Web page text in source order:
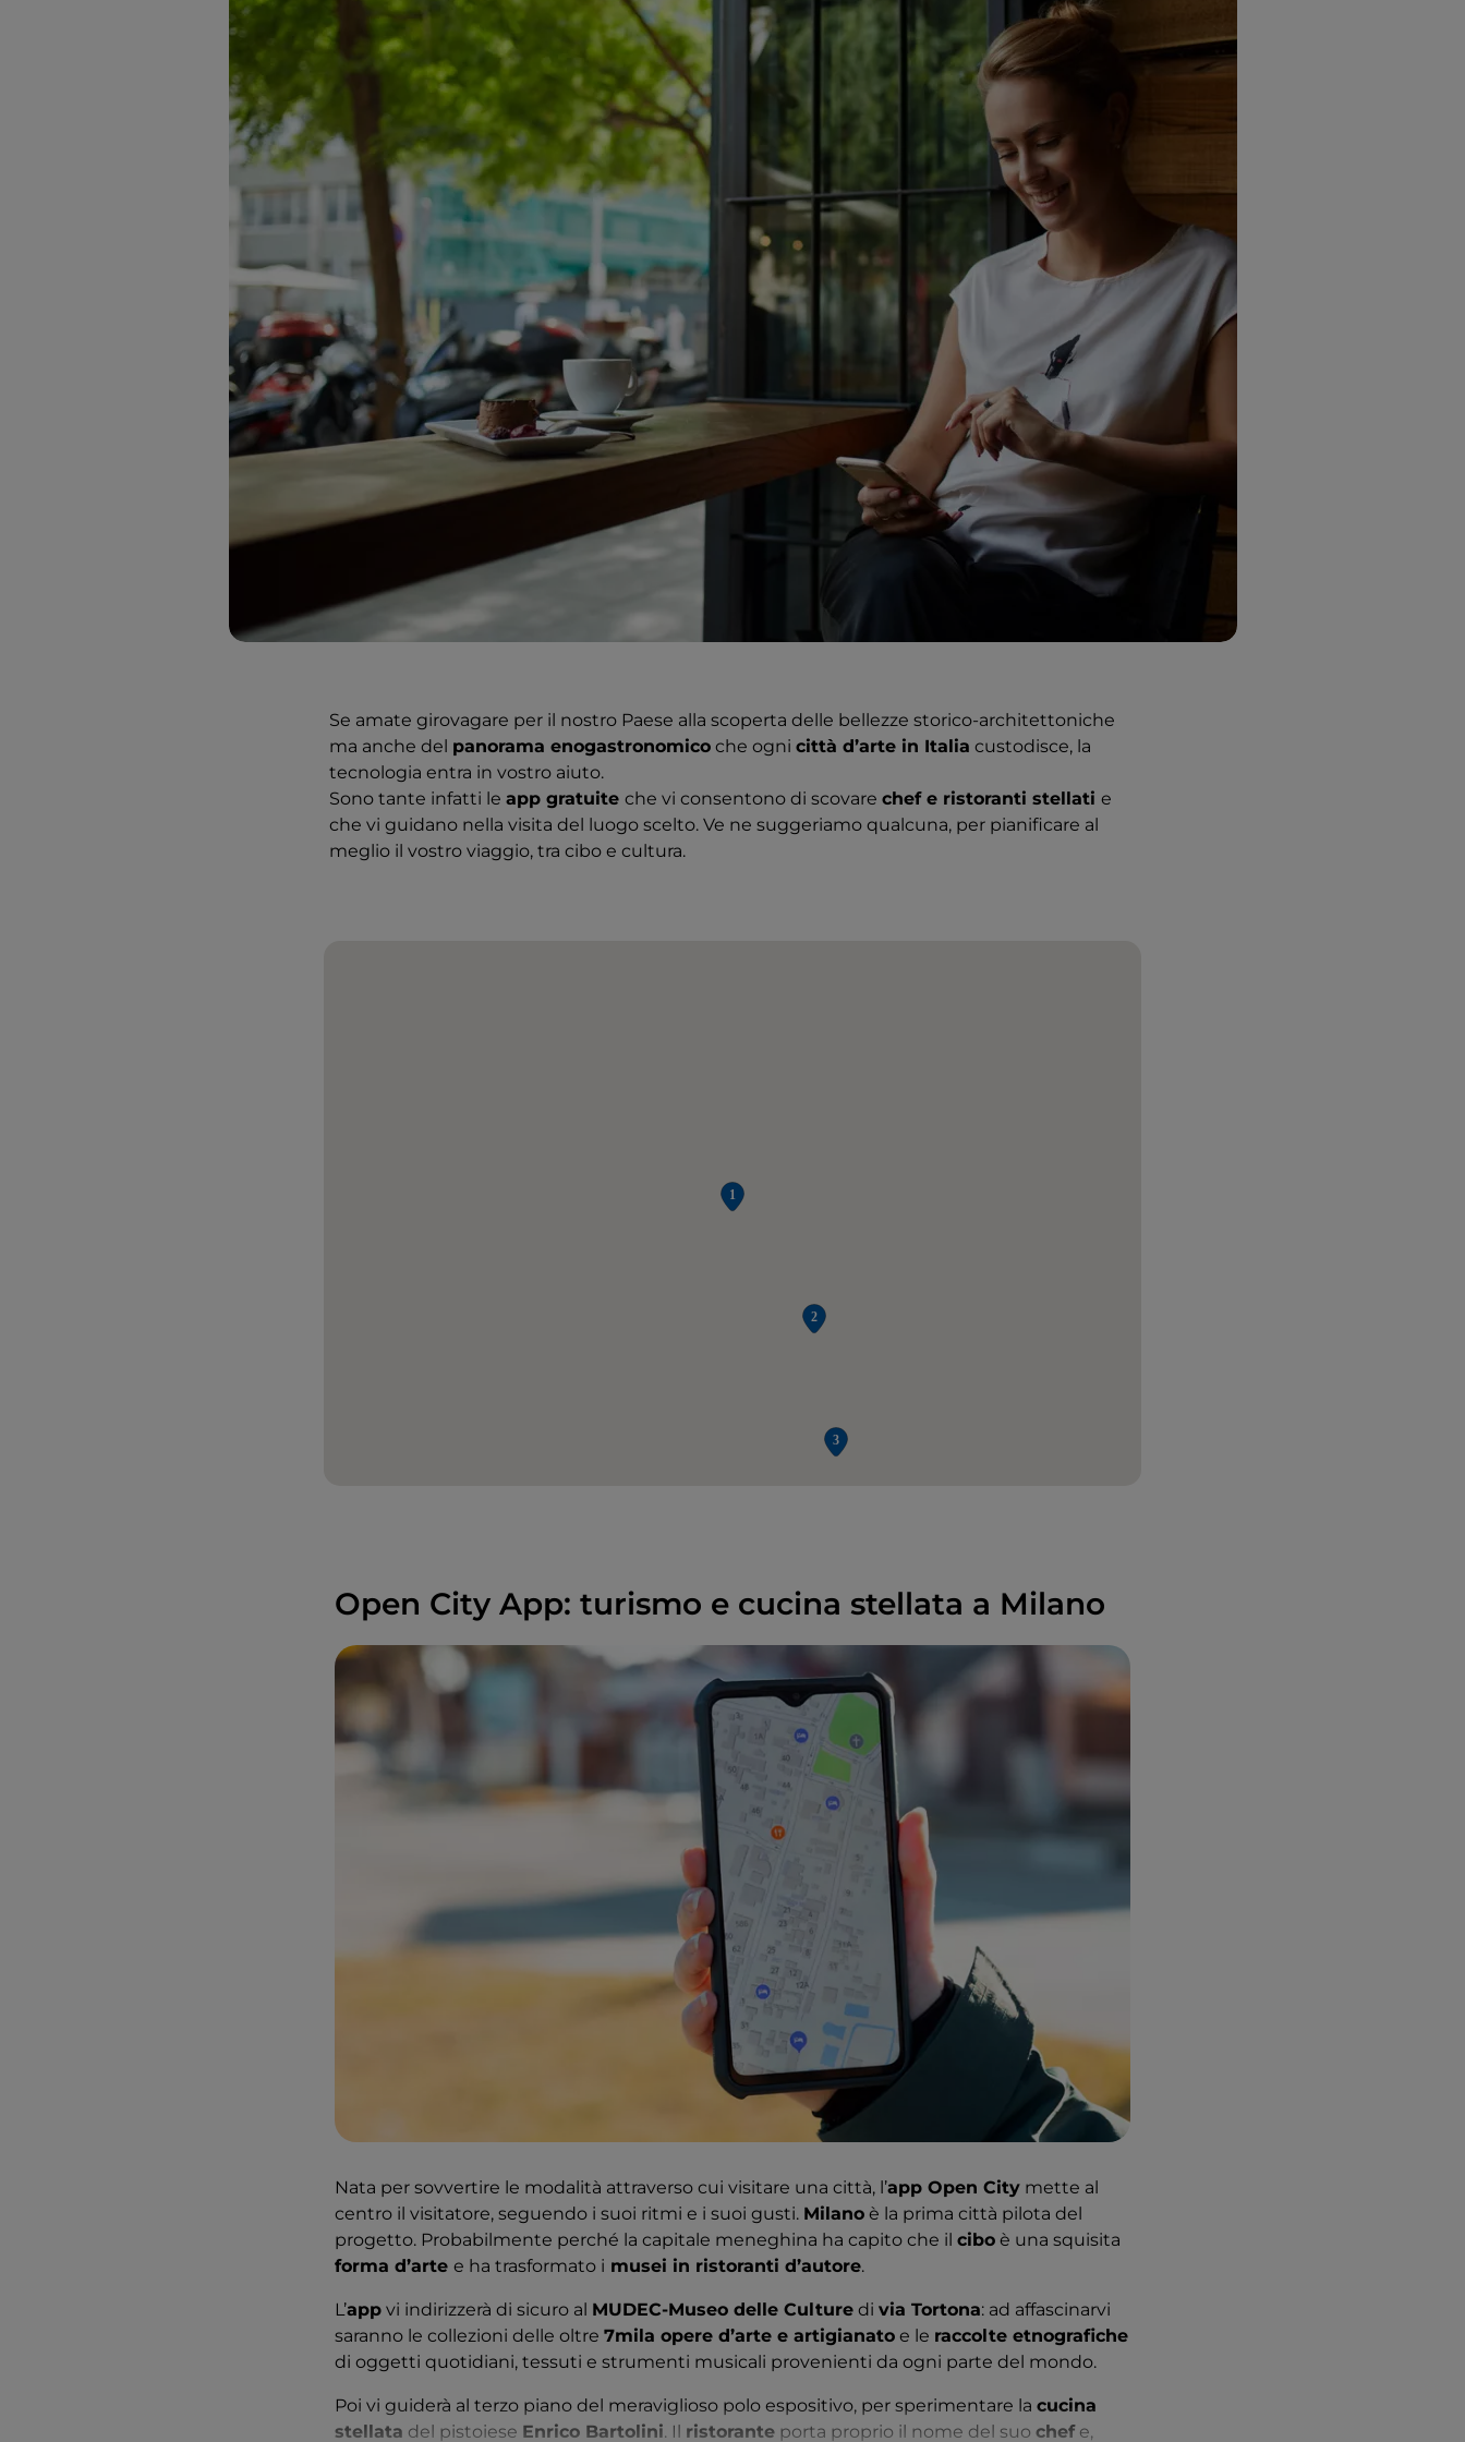
Se amate girovagare per il nostro Paese alla scoperta delle bellezze storico-architettoniche
ma anche del panorama enogastronomico che ogni città d’arte in Italia custodisce, la
tecnologia entra in vostro aiuto.
Sono tante infatti le app gratuite che vi consentono di scovare chef e ristoranti stellati e
che vi guidano nella visita del luogo scelto. Ve ne suggeriamo qualcuna, per pianificare al
meglio il vostro viaggio, tra cibo e cultura.
Open City App: turismo e cucina stellata a Milano
Nata per sovvertire le modalità attraverso cui visitare una città, l’app Open City mette al
centro il visitatore, seguendo i suoi ritmi e i suoi gusti. Milano è la prima città pilota del
progetto. Probabilmente perché la capitale meneghina ha capito che il cibo è una squisita
forma d’arte e ha trasformato i musei in ristoranti d’autore.
L’app vi indirizzerà di sicuro al MUDEC-Museo delle Culture di via Tortona: ad affascinarvi
saranno le collezioni delle oltre 7mila opere d’arte e artigianato e le raccolte etnografiche
di oggetti quotidiani, tessuti e strumenti musicali provenienti da ogni parte del mondo.
Poi vi guiderà al terzo piano del meraviglioso polo espositivo, per sperimentare la cucina
stellata del pistoiese Enrico Bartolini. Il ristorante porta proprio il nome del suo chefe,